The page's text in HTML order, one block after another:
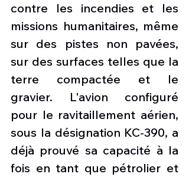
contre les incendies et les
missions humanitaires, même
sur des pistes non pavées,
sur des surfaces telles que la
terre compactée et le
gravier. L'avion configuré
pour le ravitaillement aérien,
sous la désignation KC-390, a
déjà prouvé sa capacité à la
fois en tant que pétrolier et